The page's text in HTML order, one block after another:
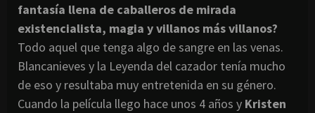
fantasía llena de caballeros de mirada
existencialista, magia y villanos más villanos?
Todo aquel que tenga algo de sangre en las venas.
Blancanieves y la Leyenda del cazador tenía mucho
de eso y resultaba muy entretenida en su género.
Cuando la película llego hace unos 4 años y Kristen